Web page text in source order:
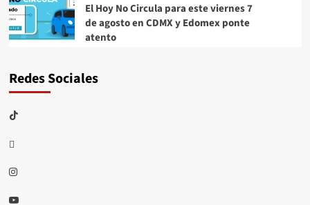
El Hoy No Circula para este viernes 7
de agosto en CDMX y Edomex ponte
atento
Redes Sociales
TikTok
threads
Instagram
Youtube